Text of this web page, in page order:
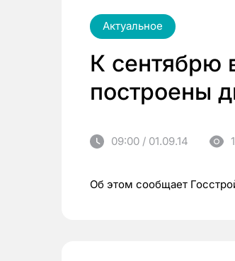
Актуальное
К сентябрю
построены
09:00 / 01.09.14
Об этом сообщает